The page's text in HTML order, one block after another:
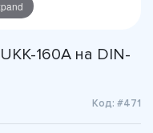
160А на DIN-
Код: #471